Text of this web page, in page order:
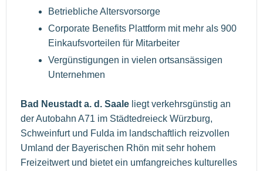
Betriebliche Altersvorsorge
Corporate Benefits Plattform mit mehr als 900
Einkaufsvorteilen für Mitarbeiter
Vergünstigungen in vielen ortsansässigen
Unternehmen
Bad Neustadt a. d. Saale liegt verkehrsgünstig an
der Autobahn A71 im Städtedreieck Würzburg,
Schweinfurt und Fulda im landschaftlich reizvollen
Umland der Bayerischen Rhön mit sehr hohem
Freizeitwert und bietet ein umfangreiches kulturelles